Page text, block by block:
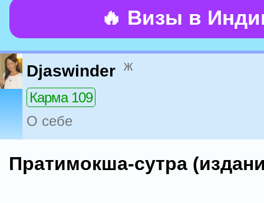
🔥 Визы в
Djaswinder ж
Карма 109
О себе
Пратимокша-сутра